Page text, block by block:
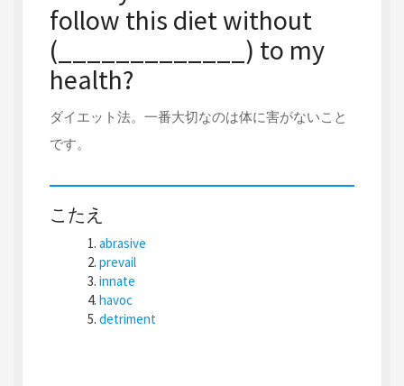
follow this diet without
(_____________) to my
health?
ダイエット法。一番大切なのは体に害がないこと
です。
こたえ
abrasive
prevail
innate
havoc
detriment